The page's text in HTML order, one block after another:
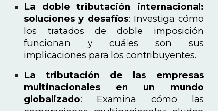
La doble tributación internacional:
soluciones y desafíos: Investiga cómo
los tratados de doble imposición
funcionan y cuáles son sus
implicaciones para los contribuyentes.
La tributación de las empresas
multinacionales en un mundo
globalizado: Examina cómo las